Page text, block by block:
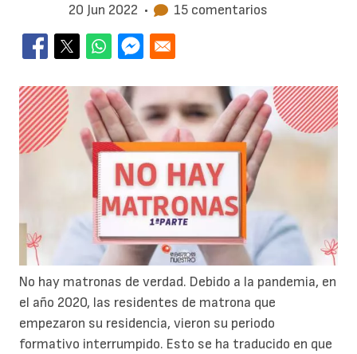
20 Jun 2022 • 15 comentarios
No hay matronas de verdad. Debido a la pandemia, en
el año 2020, las residentes de matrona que
empezaron su residencia, vieron su periodo
formativo interrumpido. Esto se ha traducido en que